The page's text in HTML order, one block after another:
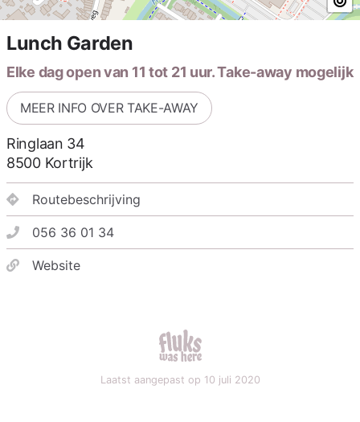
Lunch Garden
Elke dag open van 11 tot 21 uur. Take-away mogelijk
MEER INFO OVER TAKE-AWAY
Ringlaan 34
8500 Kortrijk
Routebeschrijving
056 36 01 34
Website
fluks was here
Laatst aangepast op 10 juli 2020